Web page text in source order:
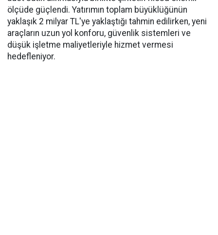
ölçüde güçlendi. Yatırımın toplam büyüklüğünün
yaklaşık 2 milyar TL'ye yaklaştığı tahmin edilirken, yeni
araçların uzun yol konforu, güvenlik sistemleri ve
düşük işletme maliyetleriyle hizmet vermesi
hedefleniyor.